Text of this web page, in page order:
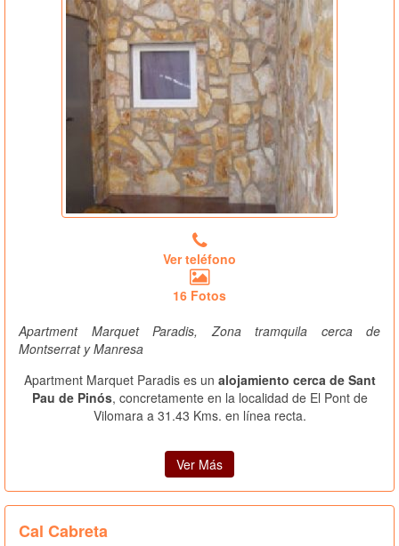
Ver teléfono
16 Fotos
Apartment Marquet Paradis, Zona tramquila cerca de
Montserrat y Manresa
Apartment Marquet Paradis es un alojamiento cerca de Sant
Pau de Pinós, concretamente en la localidad de El Pont de
Vilomara a 31.43 Kms. en línea recta.
Ver Más
Cal Cabreta